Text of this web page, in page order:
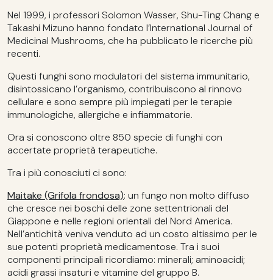
Nel 1999, i professori Solomon Wasser, Shu-Ting Chang e
Takashi Mizuno hanno fondato l’International Journal of
Medicinal Mushrooms, che ha pubblicato le ricerche più
recenti.
Questi funghi sono modulatori del sistema immunitario,
disintossicano l’organismo, contribuiscono al rinnovo
cellulare e sono sempre più impiegati per le terapie
immunologiche, allergiche e infiammatorie.
Ora si conoscono oltre 850 specie di funghi con
accertate proprietà terapeutiche.
Tra i più conosciuti ci sono:
Maitake (Grifola frondosa): un fungo non molto diffuso
che cresce nei boschi delle zone settentrionali del
Giappone e nelle regioni orientali del Nord America.
Nell’antichità veniva venduto ad un costo altissimo per le
sue potenti proprietà medicamentose. Tra i suoi
componenti principali ricordiamo: minerali; aminoacidi;
acidi grassi insaturi e vitamine del gruppo B.